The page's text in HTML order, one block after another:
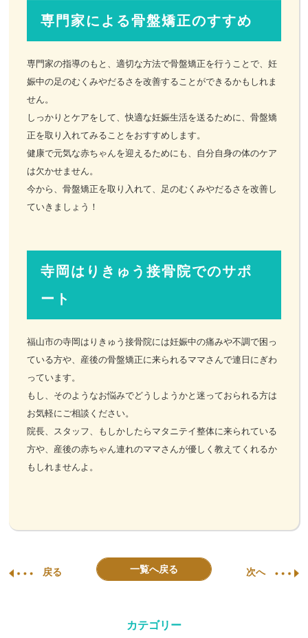
専門家による骨盤矯正のすすめ
専門家の指導のもと、適切な方法で骨盤矯正を行うことで、妊
娠中の足のむくみやだるさを改善することができるかもしれま
せん。
しっかりとケアをして、快適な妊娠生活を送るために、骨盤矯
正を取り入れてみることをおすすめします。
健康で元気な赤ちゃんを迎えるためにも、自分自身の体のケア
は欠かせません。
今から、骨盤矯正を取り入れて、足のむくみやだるさを改善し
ていきましょう！
寺岡はりきゅう接骨院でのサポ
ート
福山市の寺岡はりきゅう接骨院には妊娠中の痛みや不調で困っ
ている方や、産後の骨盤矯正に来られるママさんで連日にぎわ
っています。
もし、そのようなお悩みでどうしようかと迷っておられる方は
お気軽にご相談ください。
院長、スタッフ、もしかしたらマタニテイ整体に来られている
方や、産後の赤ちゃん連れのママさんが優しく教えてくれるか
もしれませんよ。
戻る 一覧へ戻る 次へ
カテゴリー